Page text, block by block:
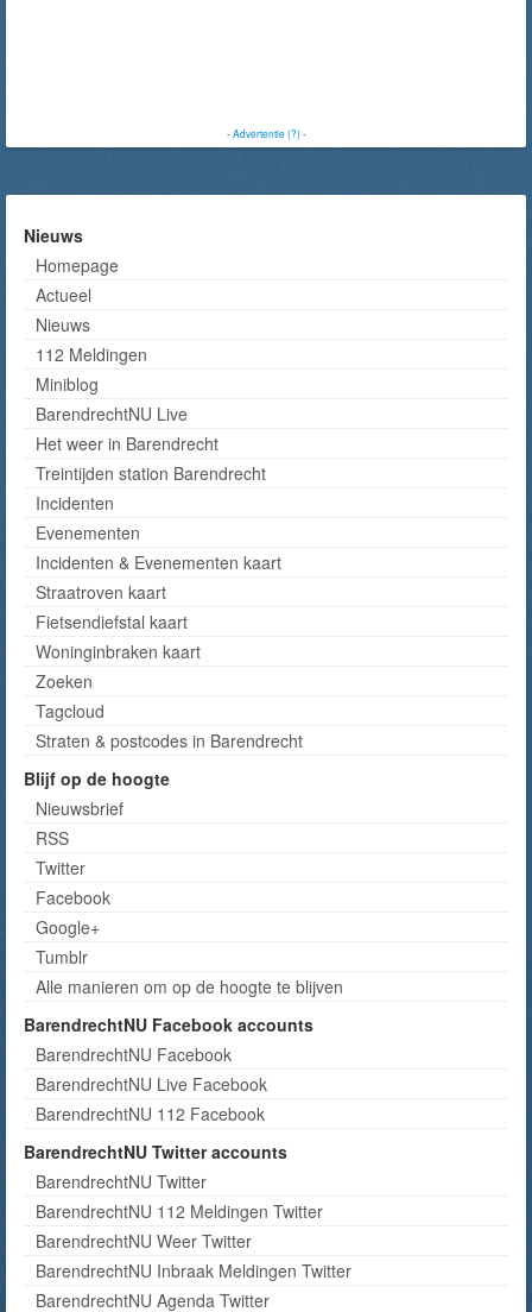
-Advertentie (?)-
Nieuws
Homepage
Actueel
Nieuws
112 Meldingen
Miniblog
BarendrechtNU Live
Het weer in Barendrecht
Treintijden station Barendrecht
Incidenten
Evenementen
Incidenten & Evenementen kaart
Straatroven kaart
Fietsendiefstal kaart
Woninginbraken kaart
Zoeken
Tagcloud
Straten & postcodes in Barendrecht
Blijf op de hoogte
Nieuwsbrief
RSS
Twitter
Facebook
Google+
Tumblr
Alle manieren om op de hoogte te blijven
BarendrechtNU Facebook accounts
BarendrechtNU Facebook
BarendrechtNU Live Facebook
BarendrechtNU 112 Facebook
BarendrechtNU Twitter accounts
BarendrechtNU Twitter
BarendrechtNU 112 Meldingen Twitter
BarendrechtNU Weer Twitter
BarendrechtNU Inbraak Meldingen Twitter
BarendrechtNU Agenda Twitter